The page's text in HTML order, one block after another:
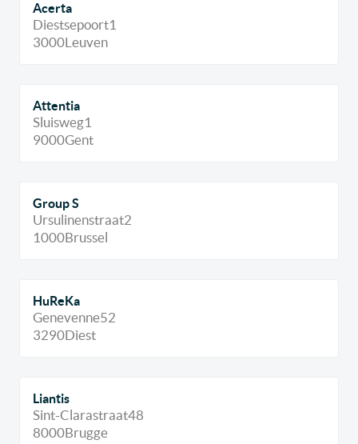
Acerta
Diestsepoort1
3000Leuven
Attentia
Sluisweg1
9000Gent
Group S
Ursulinenstraat2
1000Brussel
HuReKa
Genevenne52
3290Diest
Liantis
Sint-Clarastraat48
8000Brugge